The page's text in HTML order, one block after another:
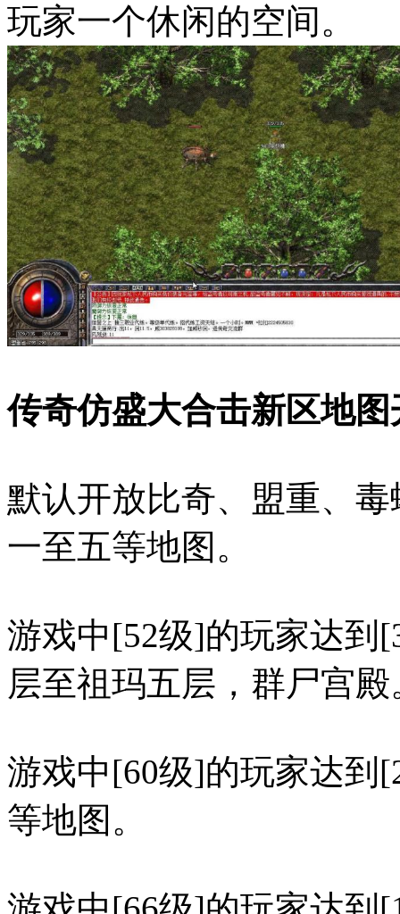
玩家一个休闲的空间。
传奇仿盛大合击新区地
默认开放比奇、盟重、
一至五等地图。
游戏中[52级]的玩家达到
层至祖玛五层，群尸宫殿
游戏中[60级]的玩家达到
等地图。